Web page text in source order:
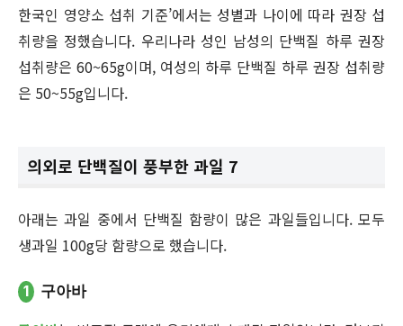
한국인 영양소 섭취 기준’에서는 성별과 나이에 따라 권장 섭
취량을 정했습니다. 우리나라 성인 남성의 단백질 하루 권장
섭취량은 60~65g이며, 여성의 하루 단백질 하루 권장 섭취량
은 50~55g입니다.
의외로 단백질이 풍부한 과일 7
아래는 과일 중에서 단백질 함량이 많은 과일들입니다. 모두
생과일 100g당 함량으로 했습니다.
1 구아바